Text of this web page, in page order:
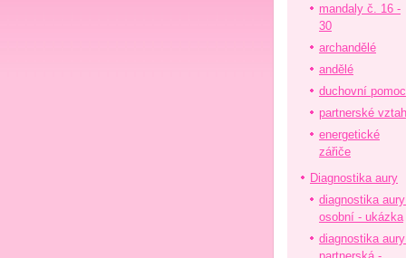
mandaly č. 16 -
30
archandělé
andělé
duchovní pomoc
partnerské
energetické
zářiče
Diagnostika aury
diagnostika
osobní - ukázka
diagnostika